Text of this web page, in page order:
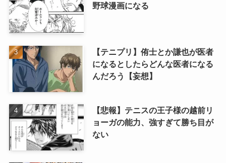
野球漫画になる
【テニプリ】侑士とか謙也が医者
になるとしたらどんな医者になる
んだろう【妄想】
【悲報】テニスの王子様の越前リ
ョーガの能力、強すぎて勝ち目が
ない